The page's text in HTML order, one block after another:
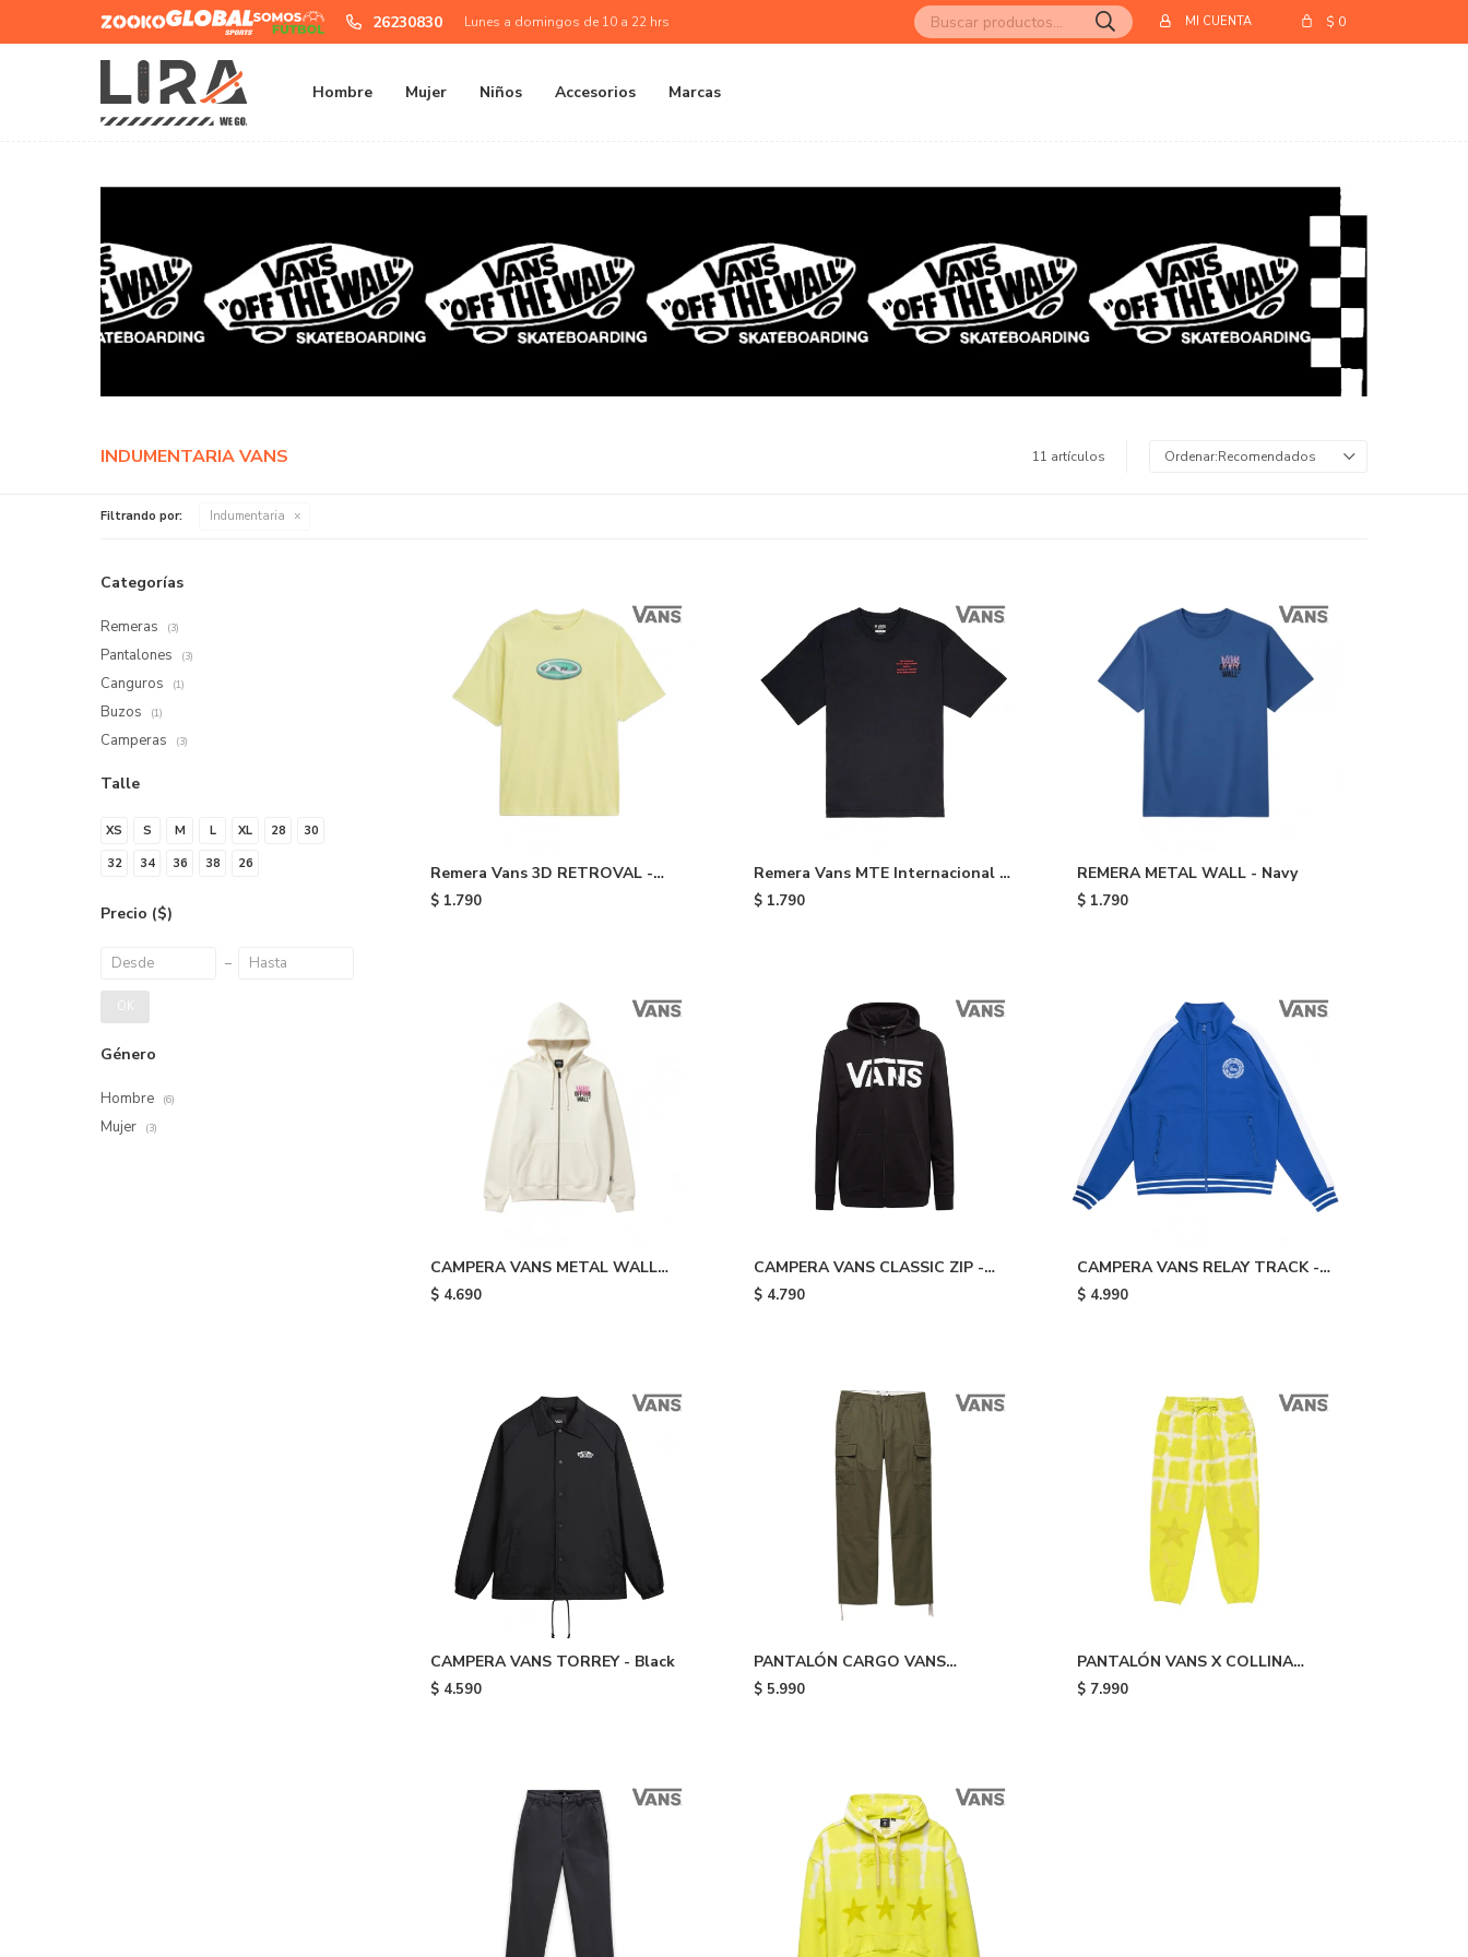
Hombre Mujer Niños Accesorios Marcas
$ 0
Futbol
26230830 Lunes a domingos de 10 a 22 hrs
INDUMENTARIA VANS 11 artículos Recomendados
Filtrando por: Indumentaria
Remera Vans 3D RETROVAL -
Yellow
$ 1.790
Remera Vans MTE Internacional -
Black
$ 1.790
REMERA METAL WALL - Navy
$ 1.790
CAMPERA VANS METAL WALL
FULL ZIP - White
$ 4.690
CAMPERA VANS CLASSIC ZIP -
Black
$ 4.790
CAMPERA VANS RELAY TRACK -
Blue/white
$ 4.990
CAMPERA VANS TORREY - Black
$ 4.590
PANTALÓN CARGO VANS
SERVICE - Green
$ 5.990
PANTALÓN VANS X COLLINA
STRADA - Yellow
$ 7.990
Categorías
Remeras (3)
Pantalones (3)
Canguros (1)
Buzos (1)
Camperas (3)
Talle
XS S M L XL 28
30
32
34 36 38 26
Precio ($)
OK
Género
Hombre (6)
Mujer (3)